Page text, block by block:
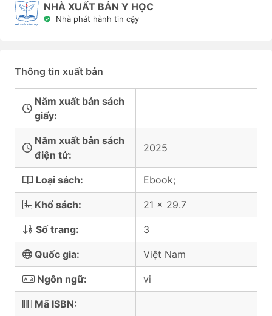
NHÀ XUẤT BẢN Y HỌC
Nhà phát hành tin cậy
Thông tin xuất bản
Năm xuất bản sách
giấy:
Năm xuất bản sách
điện tử:
2025
Loại sách: Ebook;
Khổ sách: 21 x 29.7
Số trang: 3
Quốc gia: Việt Nam
Ngôn ngữ: vi
Mã ISBN: